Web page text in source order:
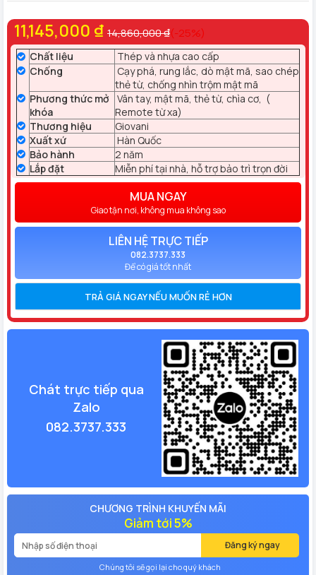
11,145,000 ₫ 14,860,000 ₫(-25%)
Chất liệu
Thép và nhựa cao cấp
Chống
Cạy phá, rung lắc, dò mật mã, sao chép
thẻ từ, chống nhìn trộm mật mã
Phương thức mở
khóa
Vân tay, mật mã, thẻ từ, chìa cơ, (
Remote từ xa)
Thương hiệu
Giovani
Xuất xứ
Hàn Quốc
Bảo hành
2 năm
Lắp đặt
Miễn phí tại nhà, hỗ trợ bảo trì trọn đời
MUA NGAY
Giao tận nơi, không mua không sao
LIÊN HỆ TRỰC TIẾP
082.3737.333
Để có giá tốt nhất
TRẢ GIÁ NGAY NẾU MUỐN RẺ HƠN
Chát trực tiếp qua
Zalo
082.3737.333
CHƯƠNG TRÌNH KHUYẾN MÃI
Giảm tới 5%
Đăng ký ngay
Chúng tôi sẽ gọi lại cho quý khách